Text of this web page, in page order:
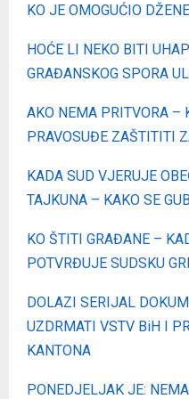
KO JE OMOGUĆIO
HOĆE LI NEKO BITI
GRAĐANSKOG SPORA
AKO NEMA PRITVORA –
PRAVOSUĐE ZAŠTITITI
KADA SUD VJERUJE
TAJKUNA – KAKO SE
KO ŠTITI GRAĐANE –
POTVRĐUJE SUDSKU
DOLAZI SERIJAL
UZDRMATI VSTV BiH I
KANTONA
PONEDJELJAK JE: